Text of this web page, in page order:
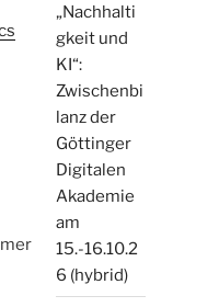
„Nachhalti
gkeit und
KI“:
Zwischenbi
lanz der
Göttinger
Digitalen
Akademie
am
15.-16.10.2
6 (hybrid)